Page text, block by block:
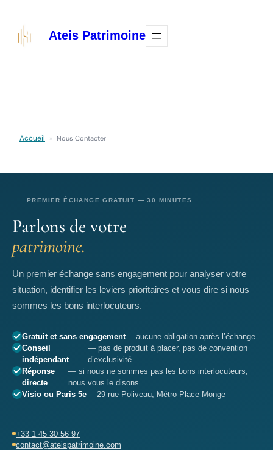
contenu
Ateis Patrimoine
Accueil » Nous Contacter
PREMIER ÉCHANGE GRATUIT — 30 MINUTES
Parlons de votre
patrimoine.
Un premier échange sans engagement pour analyser votre
situation, identifier les leviers prioritaires et vous dire si nous
sommes les bons interlocuteurs.
Gratuit et sans engagement— aucune obligation après l’échange
Conseil
indépendant
— pas de produit à placer, pas de convention
d’exclusivité
Réponse
directe
— si nous ne sommes pas les bons interlocuteurs,
nous vous le disons
Visio ou Paris 5e— 29 rue Poliveau, Métro Place Monge
+33 1 45 30 56 97
contact@ateispatrimoine.com